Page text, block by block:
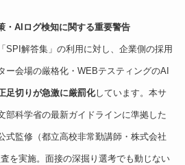
・AIログ検知に関する重要警告
SPI解答集」の利用に対し、企業側の採用
ー会場の厳格化・WEBテスティングのAI
足切りが急激に厳罰化しています。本サ
部科学省の最新ガイドラインに準拠した
式監修（都立高校非常勤講師・株式会社
を実施。面接の深掘り選考でも動じない